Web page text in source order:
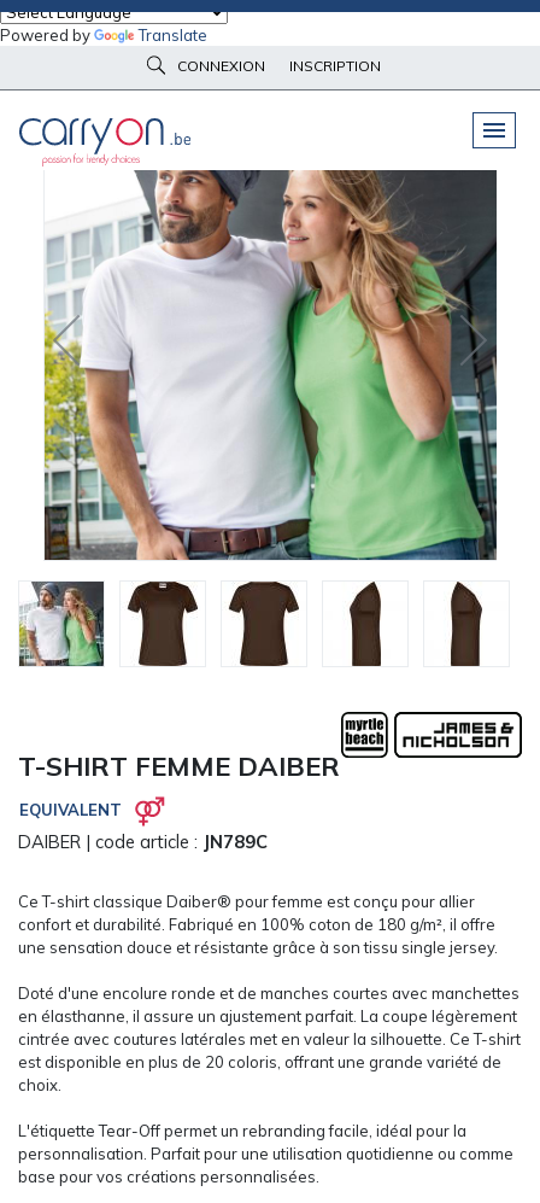
Powered by Translate
CONNEXION INSCRIPTION
PELUCHES & GOODIES
VÊTEMENTS DE TRAVAIL
& HIGH-TECH
PARAPLUIES & BAGAGERIE
VÊTEMENTS D’IMAGE
VÊTEMENTSD'IMAGE
LINGE DEMAISON
NOUVEAUTÉS
RESPONSABLE
CARRYON
L'ENTREPRISE
SERVICES
TECHNIQUES MARQUAGE
BLOG
CONTACT
Vêtements d'image Tee-Shirts T-shirt Femme Daiber
T-SHIRT FEMME DAIBER
EQUIVALENT
DAIBER | code article : JN789C
Ce T-shirt classique Daiber® pour femme est conçu pour allier
confort et durabilité. Fabriqué en 100% coton de 180 g/m², il offre
une sensation douce et résistante grâce à son tissu single jersey.
Doté d'une encolure ronde et de manches courtes avec manchettes
en élasthanne, il assure un ajustement parfait. La coupe légèrement
cintrée avec coutures latérales met en valeur la silhouette. Ce T-shirt
est disponible en plus de 20 coloris, offrant une grande variété de
choix.
L'étiquette Tear-Off permet un rebranding facile, idéal pour la
personnalisation. Parfait pour une utilisation quotidienne ou comme
base pour vos créations personnalisées.